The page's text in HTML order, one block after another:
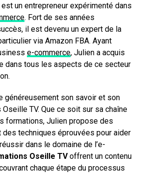
un entrepreneur expérimenté dans
. Fort de ses années
il est devenu un expert de la
via Amazon FBA. Ayant
e-commerce, Julien a acquis
dans tous les aspects de ce secteur
généreusement son savoir et son
TV. Que ce soit sur sa chaîne
formations, Julien propose des
techniques éprouvées pour aider
dans le domaine de l’e-
Oseille TVoffrent un contenu
chaque étape du processus